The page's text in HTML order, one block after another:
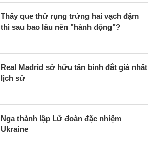
Thấy que thử rụng trứng hai vạch đậm
thì sau bao lâu nên "hành động"?
Real Madrid sở hữu tân binh đắt giá nhất
lịch sử
Nga thành lập Lữ đoàn đặc nhiệm
Ukraine